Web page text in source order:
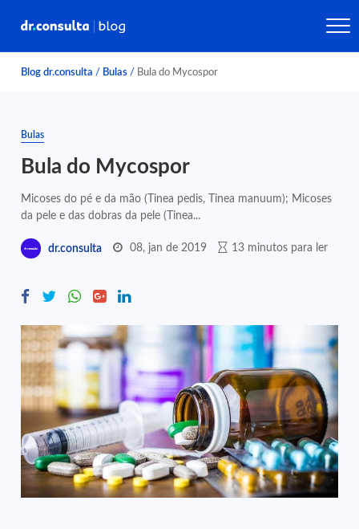
Blog dr.consulta / Bulas / Bula do Mycospor
Bulas
Bula do Mycospor
Micoses do pé e da mão (Tinea pedis, Tinea manuum); Micoses
da pele e das dobras da pele (Tinea...
dr.consulta 08, jan de 2019 13 minutos para ler